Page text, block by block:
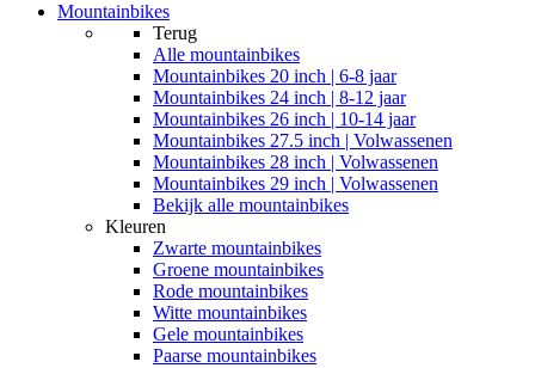
Mountainbikes
Terug
Alle mountainbikes
Mountainbikes 20 inch | 6-8 jaar
Mountainbikes 24 inch | 8-12 jaar
Mountainbikes 26 inch | 10-14 jaar
Mountainbikes 27.5 inch | Volwassenen
Mountainbikes 28 inch | Volwassenen
Mountainbikes 29 inch | Volwassenen
Bekijk alle mountainbikes
Kleuren
Zwarte mountainbikes
Groene mountainbikes
Rode mountainbikes
Witte mountainbikes
Gele mountainbikes
Paarse mountainbikes